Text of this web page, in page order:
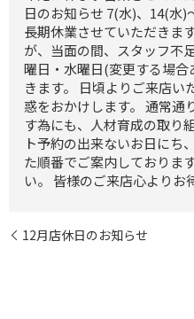
日のお知らせ 7(水)、14(水)
長期休業させていただきま
が、当面の間、スタッフ不
曜日・水曜日(変更する場
きます。 日頃よりご来店い
惑をおかけします。 通常通
す為にも、人材育成の取り
ト予約の出来ないお日にち
た順番でご案内しておりま
い。 皆様のご来店心よりお
12月店休日のお知らせ